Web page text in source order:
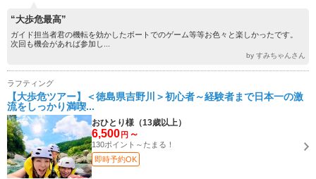
“大歩危最高”
ガイド担当者君の機転を効かしたボートでのゲーム等等お色々と楽しかったです。
次回も機会があれば参加し...
by すみちゃんさん
ラフティング
【大歩危ツアー】＜徳島県吉野川＞初心者～経験者まで日本一の激
流をしっかり満喫...
おひとり様（13歳以上）
6,500 円 ～
130ポイント～たまる！
即時予約OK